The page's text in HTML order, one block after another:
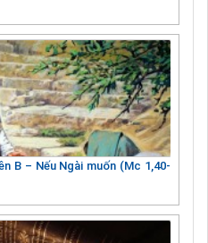
B – Nếu Ngài muốn (Mc 1,40-